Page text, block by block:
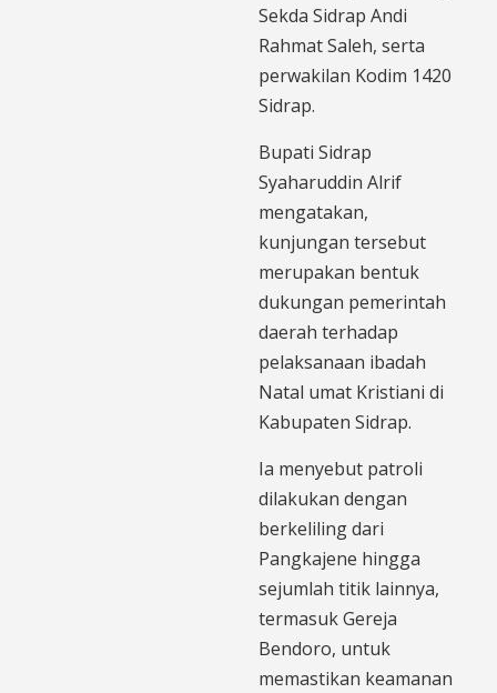
Sekda Sidrap Andi
Rahmat Saleh, serta
perwakilan Kodim 1420
Sidrap.
Bupati Sidrap
Syaharuddin Alrif
mengatakan,
kunjungan tersebut
merupakan bentuk
dukungan pemerintah
daerah terhadap
pelaksanaan ibadah
Natal umat Kristiani di
Kabupaten Sidrap.
Ia menyebut patroli
dilakukan dengan
berkeliling dari
Pangkajene hingga
sejumlah titik lainnya,
termasuk Gereja
Bendoro, untuk
memastikan keamanan